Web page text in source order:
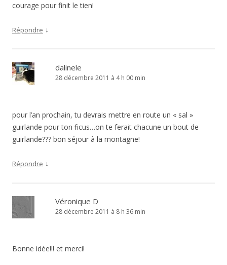
courage pour finit le tien!
Répondre ↓
dalinele
28 décembre 2011 à 4 h 00 min
pour l’an prochain, tu devrais mettre en route un « sal »
guirlande pour ton ficus…on te ferait chacune un bout de
guirlande??? bon séjour à la montagne!
Répondre ↓
Véronique D
28 décembre 2011 à 8 h 36 min
Bonne idée!!! et merci!